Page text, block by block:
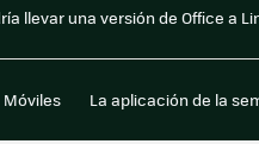
llevar una versión de Office a
Móviles La aplicación de la